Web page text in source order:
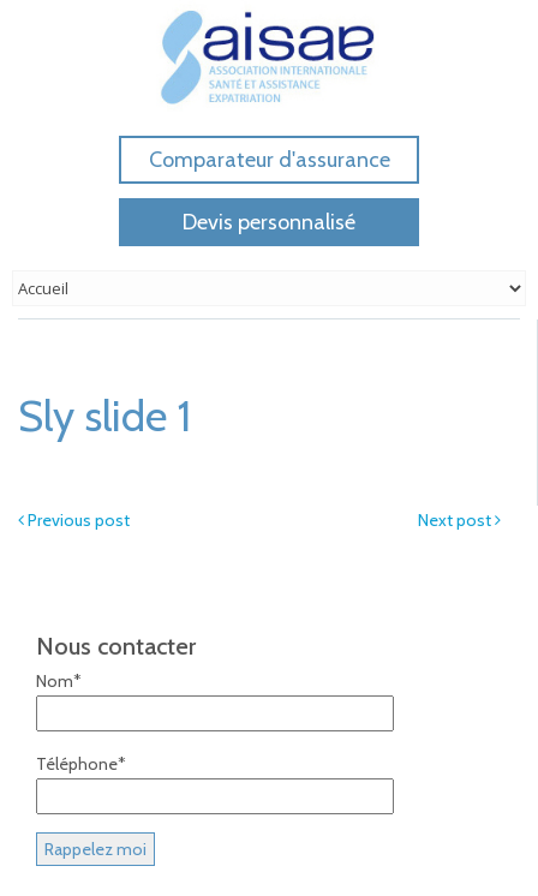
Comparateur d'assurance
Devis personnalisé
Sly slide 1
Next post
Previous post
Nous contacter
Nom*
Téléphone*